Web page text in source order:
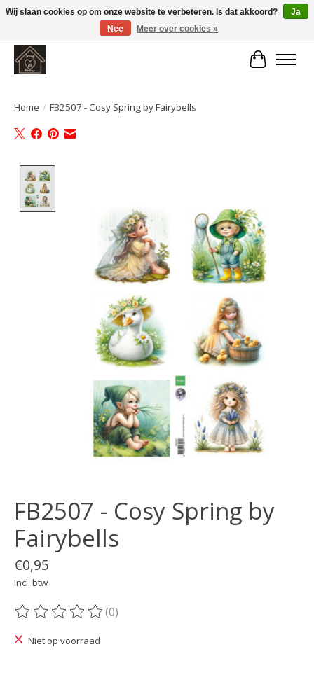
Large selection of products and fast shipping!
Home / FB2507 - Cosy Spring by Fairybells
FB2507 - Cosy Spring by
Fairybells
€0,95
Incl. btw
De beoordeling van dit product is
(0)
Niet op voorraad
Wij slaan cookies op om onze website te verbeteren. Is dat akkoord?
Ja
Nee
Meer over cookies »